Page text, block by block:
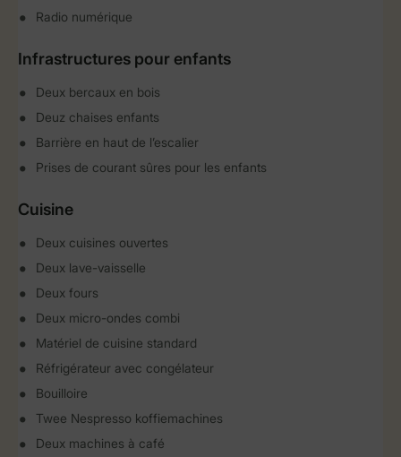
Radio numérique
Infrastructures pour enfants
Deux bercaux en bois
Deuz chaises enfants
Barrière en haut de l’escalier
Prises de courant sûres pour les enfants
Cuisine
Deux cuisines ouvertes
Deux lave-vaisselle
Deux fours
Deux micro-ondes combi
Matériel de cuisine standard
Réfrigérateur avec congélateur
Bouilloire
Twee Nespresso koffiemachines
Deux machines à café